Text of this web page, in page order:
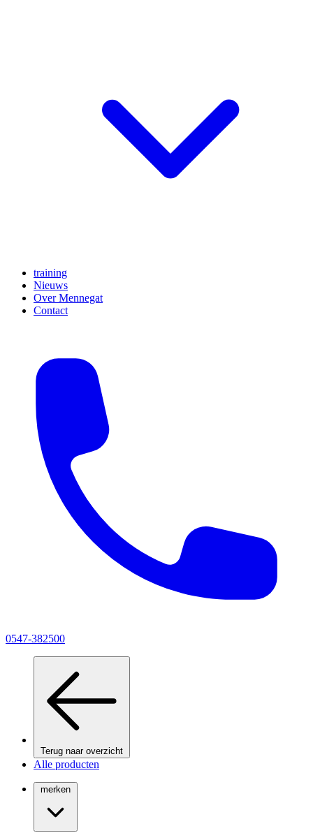
training
Nieuws
Over Mennegat
Contact
0547-382500
Terug naar overzicht
Alle producten
merken